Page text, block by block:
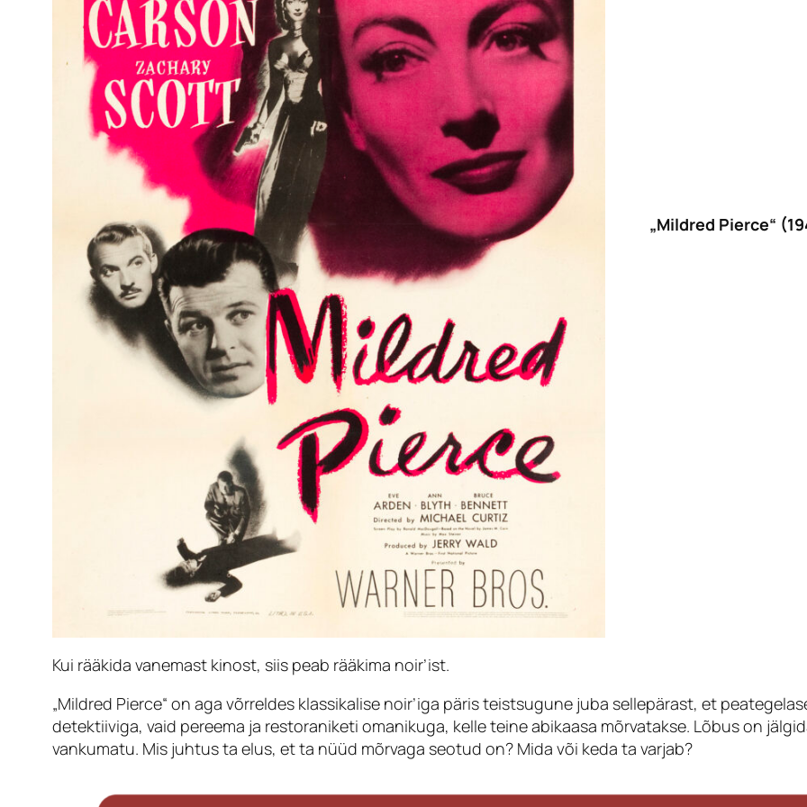
„Mildred Pierce“
Kui rääkida vanemast kinost, siis peab rääkima noir’ist.
„Mildred Pierce“ on aga võrreldes klassikalise noir’iga päris teistsugune juba sellepärast, et
detektiiviga, vaid pereema ja restoraniketi omanikuga, kelle teine abikaasa mõrvatakse. Lõbus on
vankumatu. Mis juhtus ta elus, et ta nüüd mõrvaga seotud on? Mida või keda ta varjab?